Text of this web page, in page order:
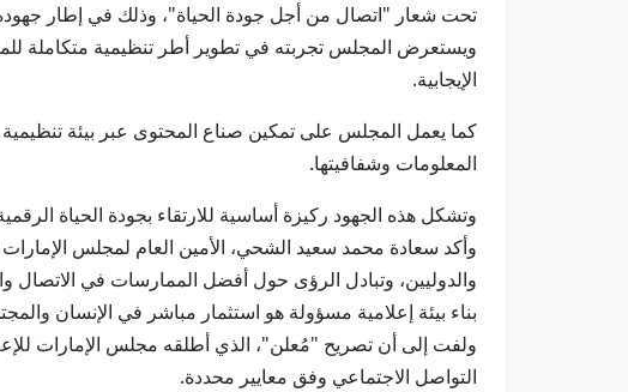
تحت شعار "اتصال من أجل جودة الحياة"، وذلك في إطار جهوده
ويستعرض المجلس تجربته في تطوير أطر تنظيمية متكاملة
الإيجابية.
كما يعمل المجلس على تمكين صناع المحتوى عبر بيئة
المعلومات وشفافيتها.
وتشكل هذه الجهود ركيزة أساسية للارتقاء بجودة الحياة
وأكد سعادة محمد سعيد الشحي، الأمين العام لمجلس
والدوليين، وتبادل الرؤى حول أفضل الممارسات في الاتصال
بناء بيئة إعلامية مسؤولة هو استثمار مباشر في الإنسان
ولفت إلى أن تصريح "مُعلن"، الذي أطلقه مجلس الإمارات
التواصل الاجتماعي وفق معايير محددة.